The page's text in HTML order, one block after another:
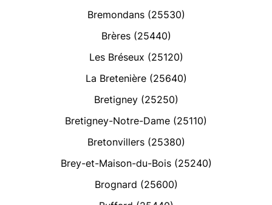
Bremondans (25530)
Brères (25440)
Les Bréseux (25120)
La Bretenière (25640)
Bretigney (25250)
Bretigney-Notre-Dame (25110)
Bretonvillers (25380)
Brey-et-Maison-du-Bois (25240)
Brognard (25600)